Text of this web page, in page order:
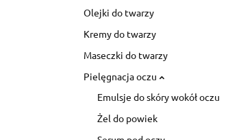
Olejki do twarzy
Kremy do twarzy
Maseczki do twarzy
Pielęgnacja oczu
Emulsje do skóry wokół oczu
Żel do powiek